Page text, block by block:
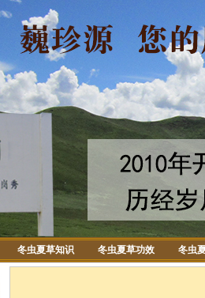
冬虫夏草知识 冬虫夏草功效 冬虫